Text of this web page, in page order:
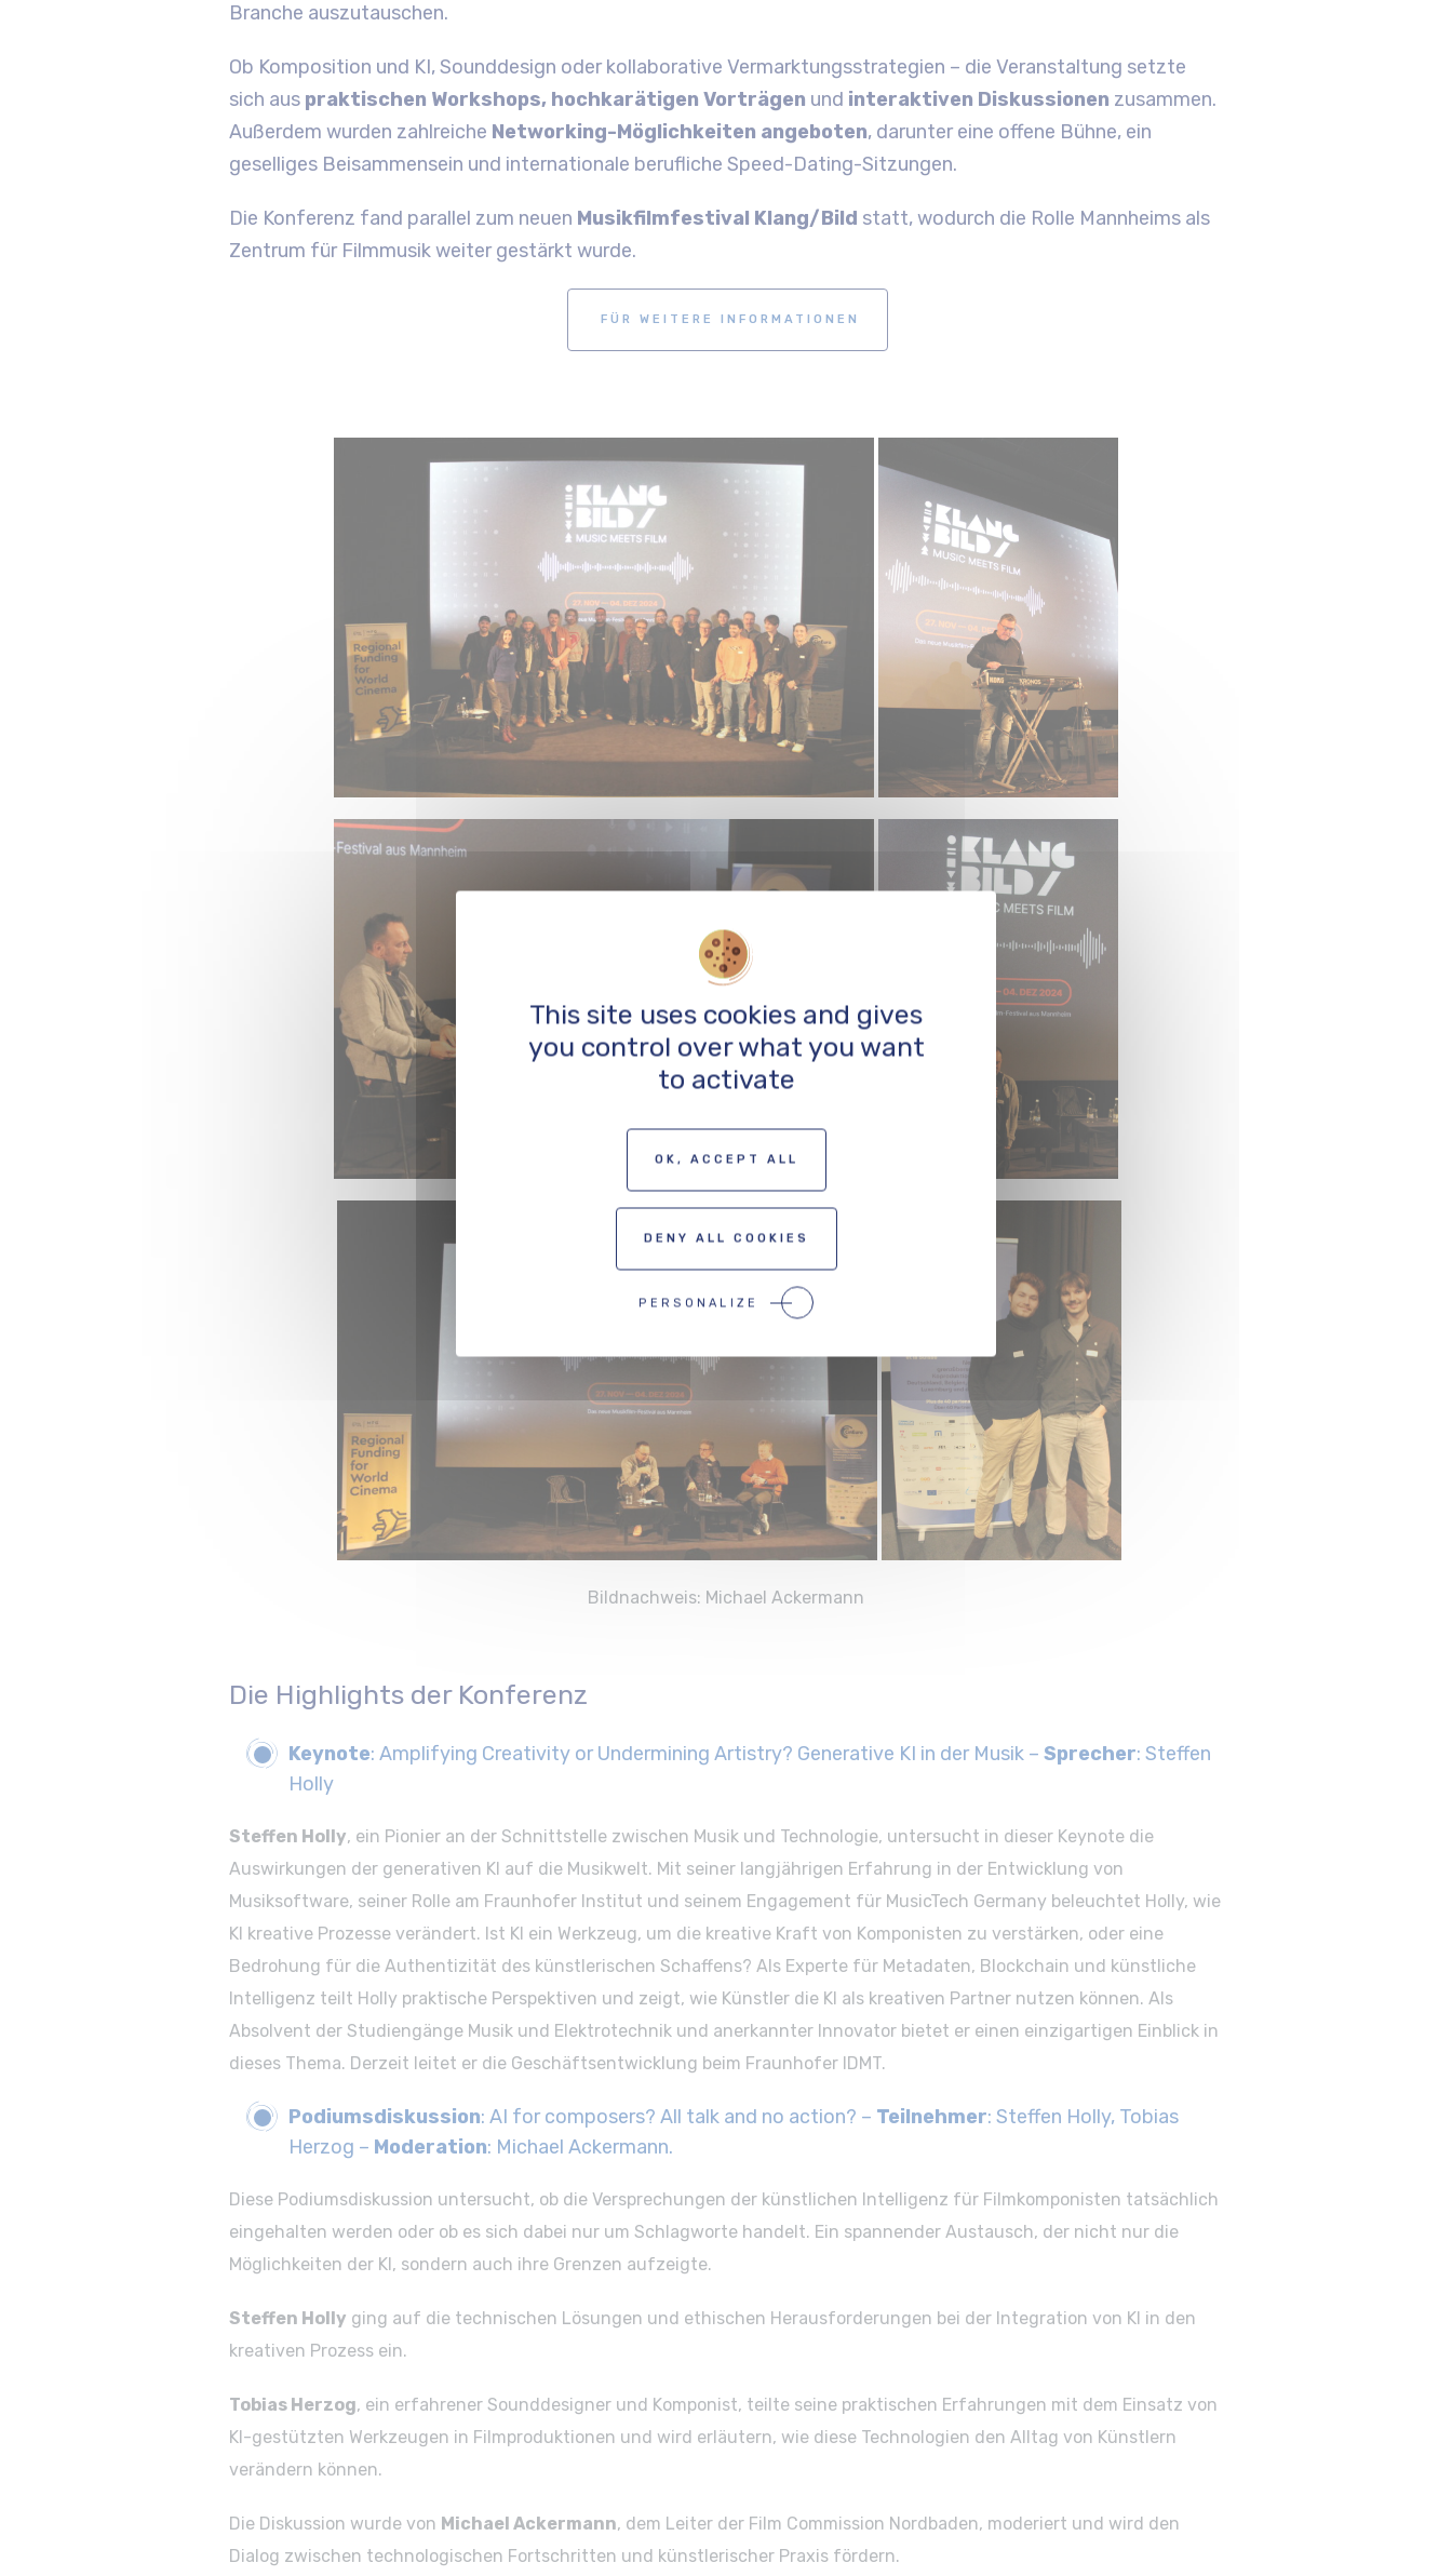
Branche auszutauschen.
Ob Komposition und KI, Sounddesign oder kollaborative Vermarktungsstrategien – die Veranstaltung setzte
sich aus praktischen Workshops, hochkarätigen Vorträgen und interaktiven Diskussionen zusammen.
Außerdem wurden zahlreiche Networking-Möglichkeiten angeboten, darunter eine offene Bühne, ein
geselliges Beisammensein und internationale berufliche Speed-Dating-Sitzungen.
Die Konferenz fand parallel zum neuen Musikfilmfestival Klang/Bild statt, wodurch die Rolle Mannheims als
Zentrum für Filmmusik weiter gestärkt wurde.
FÜR WEITERE INFORMATIONEN
Bildnachweis: Michael Ackermann
Die Highlights der Konferenz
Keynote: Amplifying Creativity or Undermining Artistry? Generative KI in der Musik – Sprecher: Steffen
Holly
Steffen Holly, ein Pionier an der Schnittstelle zwischen Musik und Technologie, untersucht in dieser Keynote die
Auswirkungen der generativen KI auf die Musikwelt. Mit seiner langjährigen Erfahrung in der Entwicklung von
Musiksoftware, seiner Rolle am Fraunhofer Institut und seinem Engagement für MusicTech Germany beleuchtet Holly, wie
KI kreative Prozesse verändert. Ist KI ein Werkzeug, um die kreative Kraft von Komponisten zu verstärken, oder eine
Bedrohung für die Authentizität des künstlerischen Schaffens? Als Experte für Metadaten, Blockchain und künstliche
Intelligenz teilt Holly praktische Perspektiven und zeigt, wie Künstler die KI als kreativen Partner nutzen können. Als
Absolvent der Studiengänge Musik und Elektrotechnik und anerkannter Innovator bietet er einen einzigartigen Einblick in
dieses Thema. Derzeit leitet er die Geschäftsentwicklung beim Fraunhofer IDMT.
Podiumsdiskussion: AI for composers? All talk and no action? – Teilnehmer: Steffen Holly, Tobias
Herzog – Moderation: Michael Ackermann.
Diese Podiumsdiskussion untersucht, ob die Versprechungen der künstlichen Intelligenz für Filmkomponisten tatsächlich
eingehalten werden oder ob es sich dabei nur um Schlagworte handelt. Ein spannender Austausch, der nicht nur die
Möglichkeiten der KI, sondern auch ihre Grenzen aufzeigte.
Steffen Holly ging auf die technischen Lösungen und ethischen Herausforderungen bei der Integration von KI in den
kreativen Prozess ein.
Tobias Herzog, ein erfahrener Sounddesigner und Komponist, teilte seine praktischen Erfahrungen mit dem Einsatz von
KI-gestützten Werkzeugen in Filmproduktionen und wird erläutern, wie diese Technologien den Alltag von Künstlern
verändern können.
Die Diskussion wurde von Michael Ackermann, dem Leiter der Film Commission Nordbaden, moderiert und wird den
Dialog zwischen technologischen Fortschritten und künstlerischer Praxis fördern.
This site uses cookies and gives
you control over what you want
to activate
OK, ACCEPT ALL
DENY ALL COOKIES
PERSONALIZE